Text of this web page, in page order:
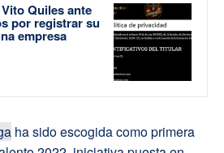
Quiles ante
por registrar su
empresa
ha sido escogida como primera